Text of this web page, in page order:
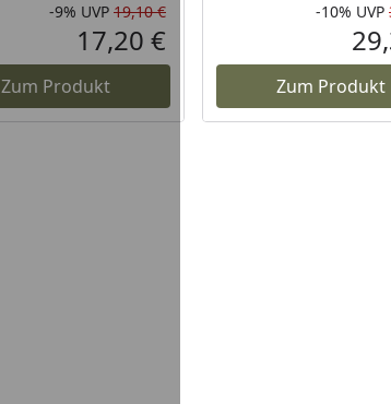
Rabatt in Prozent
-9%
Ursprünglicher Preis
UVP 19,10 €
Aktueller Preis
17,20 €
Zum Produkt
-10% UVP
Zum Produkt